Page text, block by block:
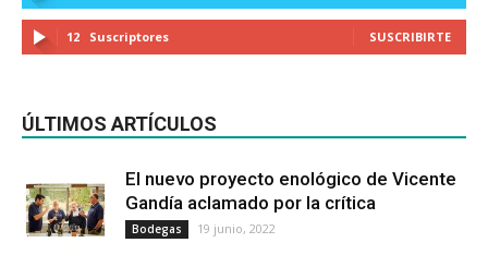
12 Suscriptores SUSCRIBIRTE
ÚLTIMOS ARTÍCULOS
El nuevo proyecto enológico de Vicente
Gandía aclamado por la crítica
Bodegas 19 junio, 2022